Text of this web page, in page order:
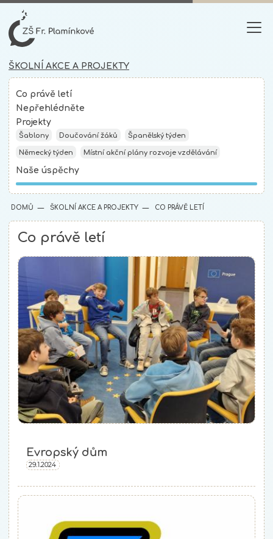
ŠKOLNÍ AKCE A PROJEKTY
Co právě letí
Nepřehlédněte
Projekty
Šablony Doučování žáků Španělský týden
Německý týden Místní akční plány rozvoje vzdělávání
Naše úspěchy
DOMŮ ŠKOLNÍ AKCE A PROJEKTY CO PRÁVĚ LETÍ
Co právě letí
Evropský dům
29.1.2024